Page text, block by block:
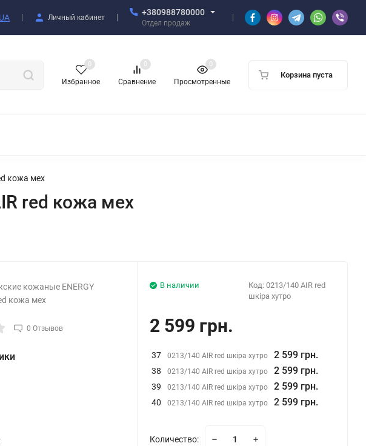
UA Личный кабинет
+380988780000
Отдел продаж
Избранное
0
Сравнение
0
Просмотренные
0
Корзина пуста
кожа мех
red кожа мех
кожаные ENERGY
кожа мех
0 Отзывов
В наличии Код: 0213/140 AIR red
шкіра хутро
2 599 грн.
37 0213/140 AIR red шкіра хутро 2 599 грн.
38 0213/140 AIR red шкіра хутро 2 599 грн.
39 0213/140 AIR red шкіра хутро 2 599 грн.
40 0213/140 AIR red шкіра хутро 2 599 грн.
Количество: